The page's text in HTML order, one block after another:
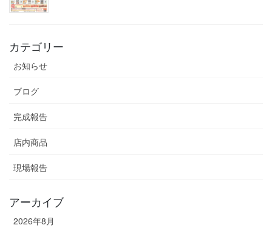
カテゴリー
お知らせ
ブログ
完成報告
店内商品
現場報告
アーカイブ
2026年8月